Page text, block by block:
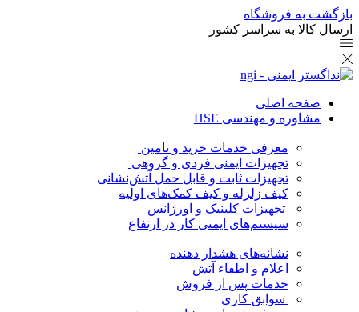
بازگشت به فروشگاه
ارسال کالا به سراسر کشور
صفحه اصلی
مشاوره و مهندسی HSE
معرفی خدمات خرید و تامین
تجهیزات ایمنی فردی و گروهی
تجهیزات ثابت و قابل حمل آتش‌نشانی
کیف زلزله و کیف کمک‌های اولیه
تجهیزات کلینیک و اورژانس
سیستم‌های ایمنی کار در ارتفاع
نشانه‌های هشدار دهنده
اعلام و اطفاء آتش
خدمات پس از فروش
سوابق کاری